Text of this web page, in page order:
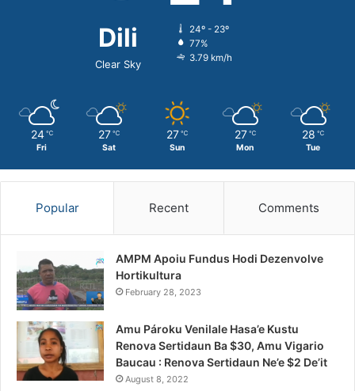
Dili
Clear Sky
24º - 23º
77%
3.79 km/h
24 ℃
Fri
27 ℃
Sat
27 ℃
Sun
27 ℃
Mon
28 ℃
Tue
Popular Recent Comments
AMPM Apoiu Fundus Hodi Dezenvolve
Hortikultura
February 28, 2023
Amu Pároku Venilale Hasa’e Kustu
Renova Sertidaun Ba $30, Amu Vigario
Baucau : Renova Sertidaun Ne’e $2 De’it
August 8, 2022